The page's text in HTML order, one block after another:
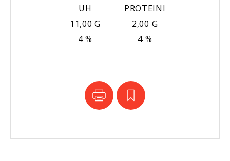
UH
11,00 G
4 %
PROTEINI
2,00 G
4 %